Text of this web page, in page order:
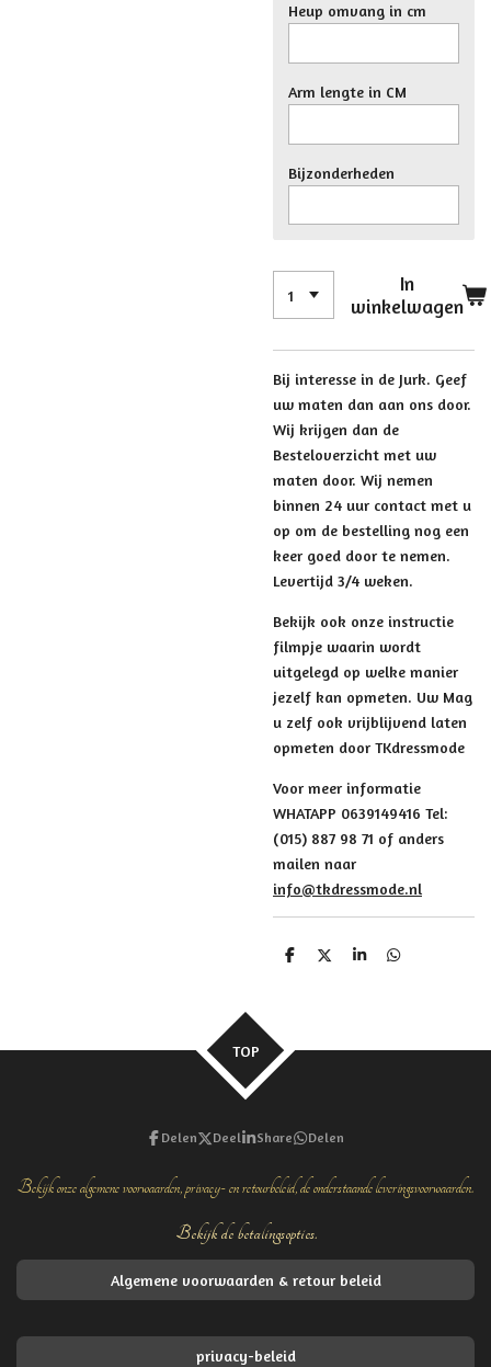
Heup omvang in cm
Arm lengte in CM
Bijzonderheden
In
winkelwagen
Bij interesse in de Jurk. Geef
uw maten dan aan ons door.
Wij krijgen dan de
Besteloverzicht met uw
maten door. Wij nemen
binnen 24 uur contact met u
op om de bestelling nog een
keer goed door te nemen.
Levertijd 3/4 weken.
Bekijk ook onze instructie
filmpje waarin wordt
uitgelegd op welke manier
jezelf kan opmeten. Uw Mag
u zelf ook vrijblijvend laten
opmeten door TKdressmode
Voor meer informatie
WHATAPP 0639149416 Tel:
(015) 887 98 71 of anders
mailen naar
info@tkdressmode.nl
D
D
S
D
TOP
Delen Deel Share Delen
Bekijk onze algemene voorwaarden, privacy- en retourbeleid, de onderstaande leveringsvoorwaarden.
Bekijk de betalingsopties.
Algemene voorwaarden & retour beleid
privacy-beleid